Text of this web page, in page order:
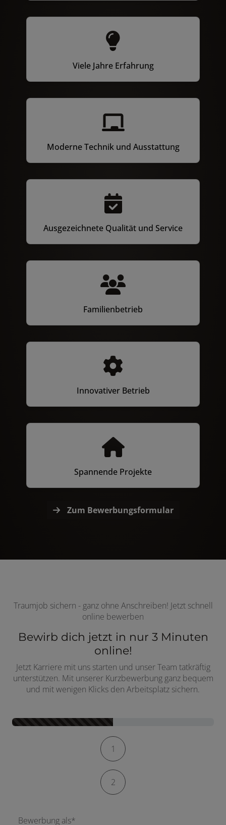
Viele Jahre Erfahrung
Moderne Technik und Ausstattung
Ausgezeichnete Qualität und Service
Familienbetrieb
Innovativer Betrieb
Spannende Projekte
Zum Bewerbungsformular
Traumjob sichern - ganz ohne Anschreiben! Jetzt schnell
online bewerben
Bewirb dich jetzt in nur 3 Minuten
online!
Jetzt Karriere mit uns starten und unser Team tatkräftig
unterstützen. Mit unserer Kurzbewerbung ganz bequem
und mit wenigen Klicks den Arbeitsplatz sichern.
Kontaktformular-Fortschritt
1
2
Bewerbung als*